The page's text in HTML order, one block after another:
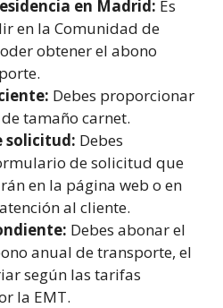
en Madrid: Es
en la Comunidad de
obtener el abono
Debes proporcionar
tamaño carnet.
solicitud: Debes
de solicitud que
en la página web o en
al cliente.
Debes abonar el
anual de transporte, el
según las tarifas
la EMT.